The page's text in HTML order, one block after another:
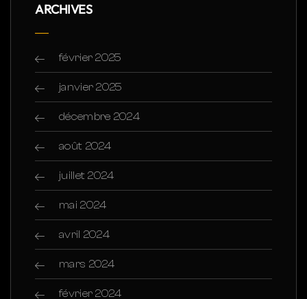
ARCHIVES
février 2025
janvier 2025
décembre 2024
août 2024
juillet 2024
mai 2024
avril 2024
mars 2024
février 2024